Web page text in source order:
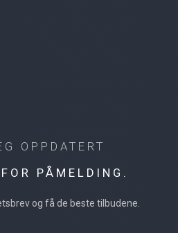
OPPDATERT
PÅMELDING.
og få de beste tilbudene.